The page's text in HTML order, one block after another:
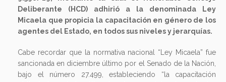
Deliberante (HCD) adhirió a la denominada Ley
Micaela que propicia la capacitación en género de los
agentes del Estado, en todos sus niveles y jerarquías.
Cabe recordar que la normativa nacional “Ley Micaela” fue
sancionada en diciembre último por el Senado de la Nación,
bajo el número 27.499, estableciendo “la capacitación